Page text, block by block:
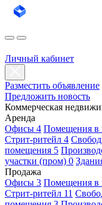
Личный кабинет
Разместить объявление
Предложить новость
Коммерческая
Аренда
Офисы 4 Помещения в
Стрит-ритейл 4
помещения 5
участки (пром) 0
Продажа
Офисы 3 Помещения в
Стрит-ритейл 11